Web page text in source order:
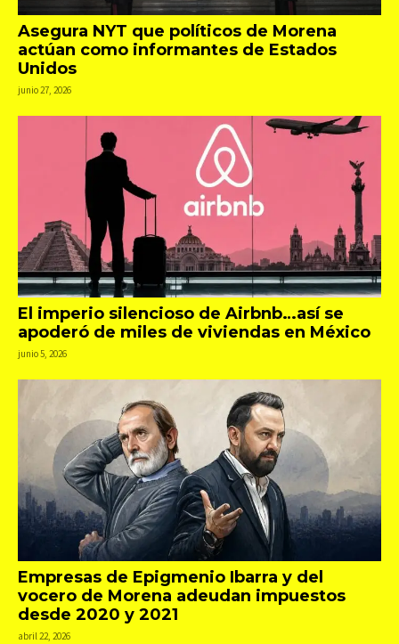
Asegura NYT que políticos de Morena
actúan como informantes de Estados
Unidos
junio 27, 2026
El imperio silencioso de Airbnb…así se
apoderó de miles de viviendas en México
junio 5, 2026
Empresas de Epigmenio Ibarra y del
vocero de Morena adeudan impuestos
desde 2020 y 2021
abril 22, 2026